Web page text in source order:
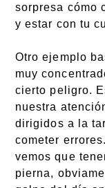
sorpresa cómo
y estar con tu
Otro ejemplo
muy
cierto peligro.
nuestra
dirigidos a la
cometer
vemos que
pierna,